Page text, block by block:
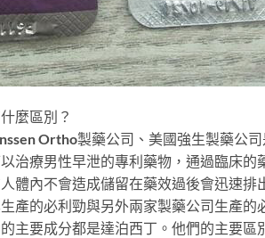
麼區別？
Ortho製藥公司、美國強生製藥公
治療男性早泄的專利藥物，通過臨床的
體內不會造成儲留在藥效過後會迅速排
產的必利勁與另外兩家製藥公司生產的
主要成分都是達泊西丁。他們的主要區